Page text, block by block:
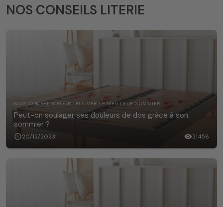
NOS CONSEILS LITERIE
NOS CONSEILS POUR TROUVER LE MEILLEUR SOMMIER
Peut-on soulager ses douleurs de dos grâce à son
sommier ?
schedule20/12/2023 visibility21458